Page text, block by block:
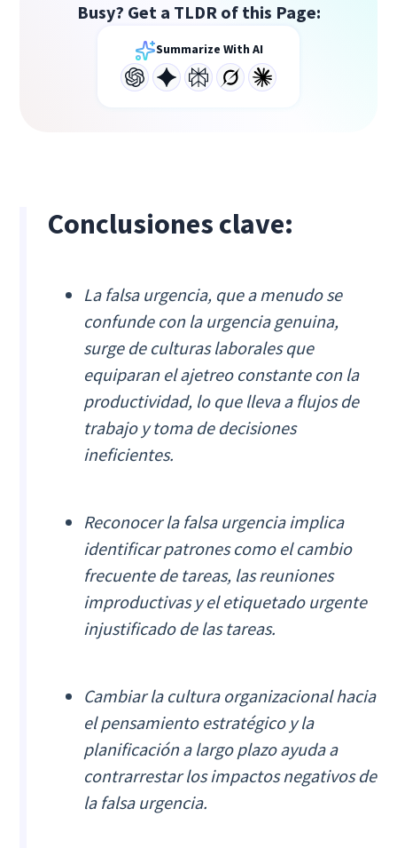
Busy? Get a TLDR of this Page:
Summarize With AI
Conclusiones clave:
La falsa urgencia, que a menudo se
confunde con la urgencia genuina,
surge de culturas laborales que
equiparan el ajetreo constante con la
productividad, lo que lleva a flujos de
trabajo y toma de decisiones
ineficientes.
Reconocer la falsa urgencia implica
identificar patrones como el cambio
frecuente de tareas, las reuniones
improductivas y el etiquetado urgente
injustificado de las tareas.
Cambiar la cultura organizacional hacia
el pensamiento estratégico y la
planificación a largo plazo ayuda a
contrarrestar los impactos negativos de
la falsa urgencia.